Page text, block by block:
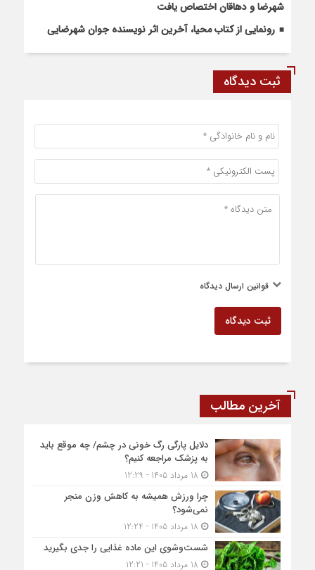
شهرضا و دهاقان اختصاص یافت
رونمایی از کتاب محیا، آخرین اثر نویسنده جوان شهرضایی
ثبت دیدگاه
قوانین ارسال دیدگاه
ثبت دیدگاه
آخرین مطالب
دلایل پارگی رگ خونی در چشم/ چه موقع باید
به پزشک مراجعه کنیم؟
چرا ورزش همیشه به کاهش وزن منجر
نمی‌شود؟
شست‌وشوی این ماده غذایی را جدی بگیرید